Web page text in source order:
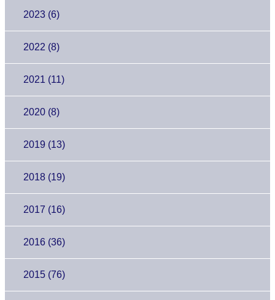
2023 (6)
2022 (8)
2021 (11)
2020 (8)
2019 (13)
2018 (19)
2017 (16)
2016 (36)
2015 (76)